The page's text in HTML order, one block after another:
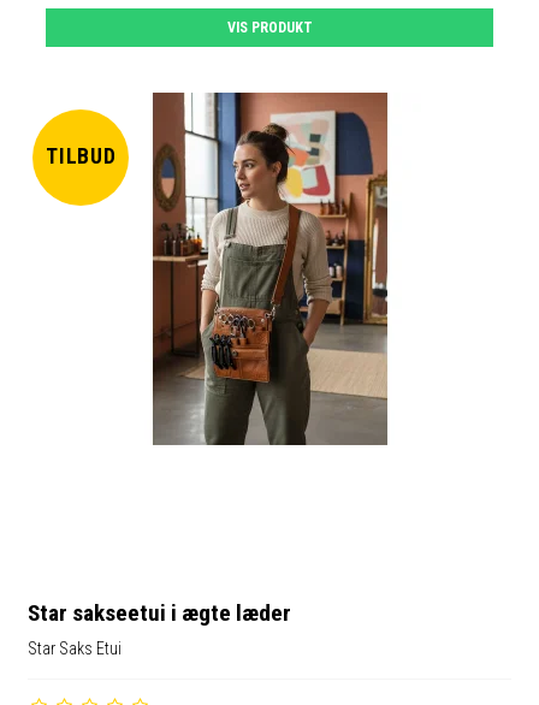
VIS PRODUKT
TILBUD
Star sakseetui i ægte læder
Star Saks Etui